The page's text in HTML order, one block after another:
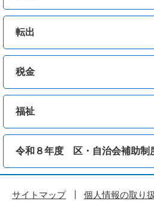
転出
税金
福祉
令和８年度 区・自治会補助制
サイトマップ
個人情報の取り